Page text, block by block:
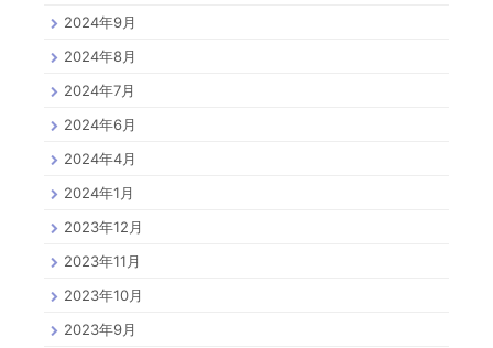
2024年9月
2024年8月
2024年7月
2024年6月
2024年4月
2024年1月
2023年12月
2023年11月
2023年10月
2023年9月